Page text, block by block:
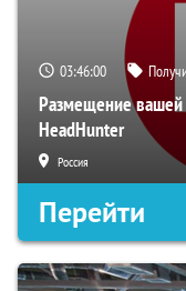
03:45:58
Размещение вашей
HeadHunter
Россия
Перейти